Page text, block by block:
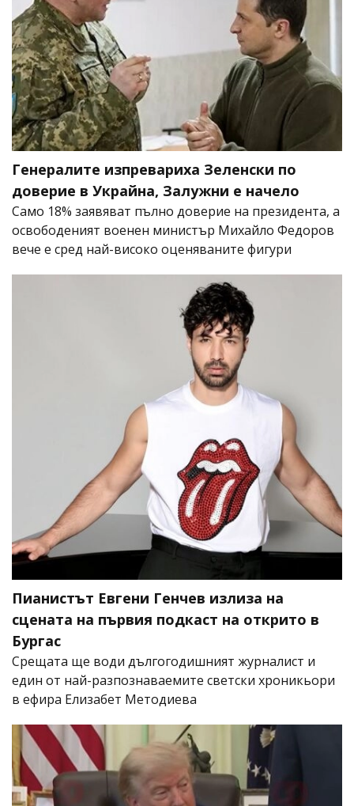
Генералите изпревариха Зеленски по
доверие в Украйна, Залужни е начело
Само 18% заявяват пълно доверие на президента, а
освободеният военен министър Михайло Федоров
вече е сред най-високо оценяваните фигури
Пианистът Евгени Генчев излиза на
сцената на първия подкаст на открито в
Бургас
Срещата ще води дългогодишният журналист и
един от най-разпознаваемите светски хроникьори
в ефира Елизабет Методиева